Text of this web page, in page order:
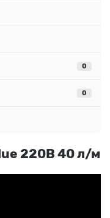
0
0
220В 40 л/м